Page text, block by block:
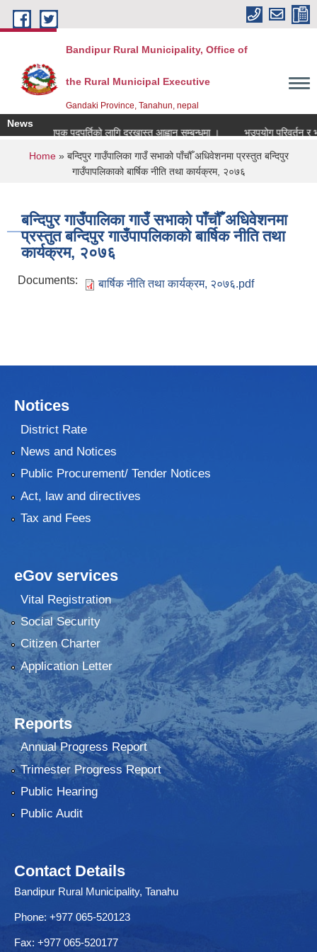
Skip to main content
Bandipur Rural Municipality, Office of
the Rural Municipal Executive
Gandaki Province, Tanahun, nepal
News
प्रधानाध्यापक पदपुर्तिको लागि दरखास्त आह्वान सम्बन्धमा ।
भूउपयोग परिवर्तन र
You are here
Home» बन्दिपुर गाउँपालिका गाउँ सभाको पाँचौँ अधिवेशनमा प्रस्तुत बन्दिपुर
गाउँपापलिकाको बार्षिक नीति तथा कार्यक्रम, २०७६
बन्दिपुर गाउँपालिका गाउँ सभाको पाँचौँ अधिवेशनमा
प्रस्तुत बन्दिपुर गाउँपापलिकाको बार्षिक नीति तथा
कार्यक्रम, २०७६
Documents: बार्षिक नीति तथा कार्यक्रम, २०७६.pdf
Notices
District Rate
News and Notices
Public Procurement/ Tender Notices
Act, law and directives
Tax and Fees
eGov services
Vital Registration
Social Security
Citizen Charter
Application Letter
Reports
Annual Progress Report
Trimester Progress Report
Public Hearing
Public Audit
Contact Details
Bandipur Rural Municipality, Tanahu
Phone: +977 065-520123
Fax: +977 065-520177